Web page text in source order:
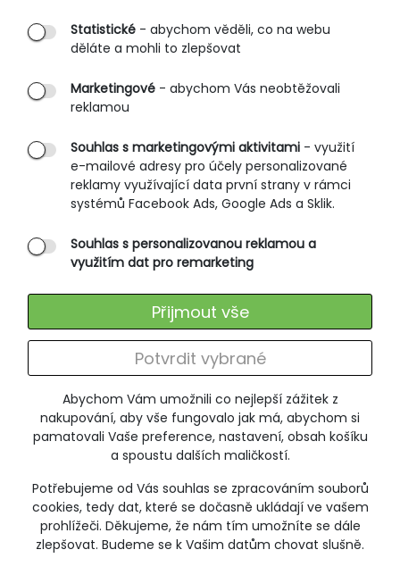
Abychom Vám umožnili co nejlepší zážitek z
nakupování, aby vše fungovalo jak má, abychom si
pamatovali Vaše preference, nastavení, obsah košíku
a spoustu dalších maličkostí.
Potřebujeme od Vás souhlas se zpracováním souborů
cookies, tedy dat, které se dočasně ukládají ve vašem
prohlížeči. Děkujeme, že nám tím umožníte se dále
zlepšovat. Budeme se k Vašim datům chovat slušně.
Statistické - abychom věděli, co na webu
děláte a mohli to zlepšovat
Marketingové - abychom Vás neobtěžovali
reklamou
Souhlas s marketingovými aktivitami - využití
e-mailové adresy pro účely personalizované
reklamy využívající data první strany v rámci
systémů Facebook Ads, Google Ads a Sklik.
Souhlas s personalizovanou reklamou a
využitím dat pro remarketing
Potvrdit vybrané
Přijmout vše
Funkční pánské tričko, krátký rukáv
IPEL 901
499 Kč